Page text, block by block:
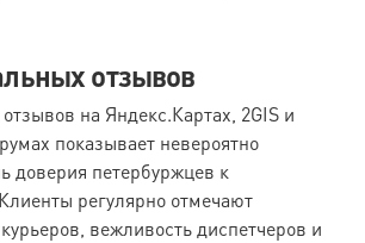
отзывов
на Яндекс.Картах, 2GIS и
показывает невероятно
доверия петербуржцев к
регулярно отмечают
вежливость диспетчеров и